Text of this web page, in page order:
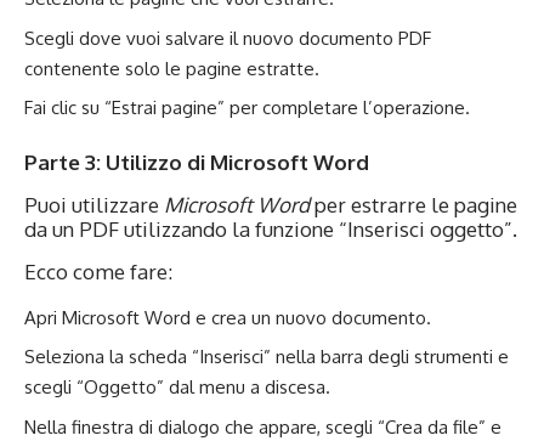
Scegli dove vuoi salvare il nuovo documento PDF
contenente solo le pagine estratte.
Fai clic su “Estrai pagine” per completare l’operazione.
Parte 3: Utilizzo di Microsoft Word
Puoi utilizzare Microsoft Wordper estrarre le pagine
da un PDF utilizzando la funzione “Inserisci oggetto”.
Ecco come fare:
Apri Microsoft Word e crea un nuovo documento.
Seleziona la scheda “Inserisci” nella barra degli strumenti e
scegli “Oggetto” dal menu a discesa.
Nella finestra di dialogo che appare, scegli “Crea da file” e